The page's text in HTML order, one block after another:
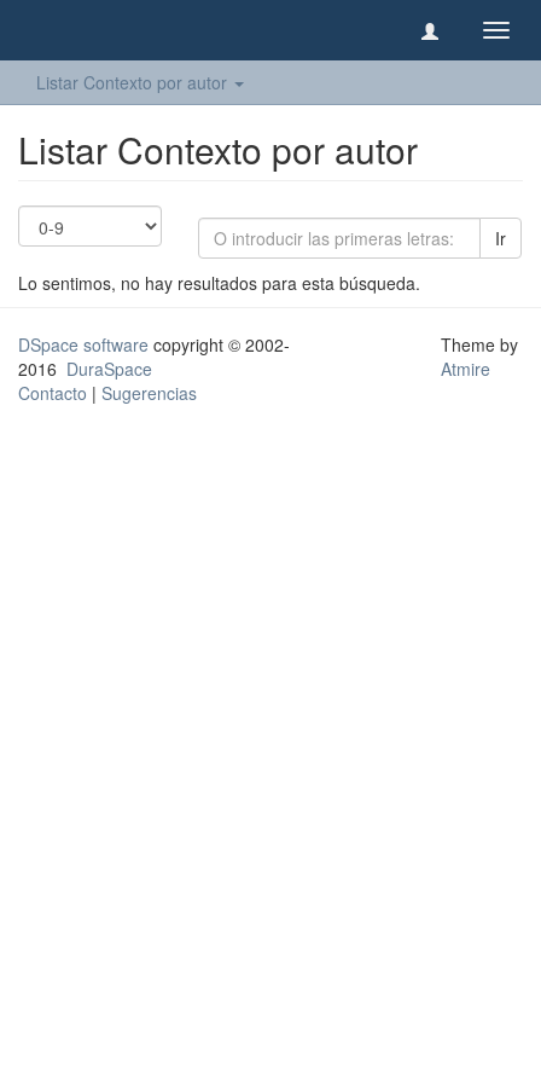
Listar Contexto por autor
Listar Contexto por autor
Ir
Lo sentimos, no hay resultados para esta búsqueda.
DSpace software copyright © 2002-
2016 DuraSpace
Contacto | Sugerencias
Theme by
Atmire